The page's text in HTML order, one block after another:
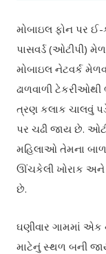
મોબાઇલ ફોન પર
પાસવર્ડ (ઓટીપી)
મોબાઇલ નેટવર્ક
ઢાળવાળી
ત્રણ કલાક ચાલવું
પર ચઢી જાય છે.
મહિલાઓ તેમના
ઊંચકેલી ખોરાક અને
છે.
ઘણીવાર ગામમાં એક
માટેનું સ્થળ બની